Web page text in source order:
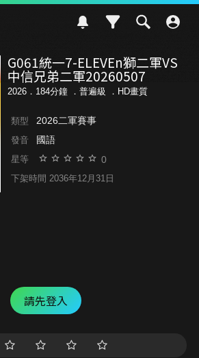
G061統一7-ELEVEn獅二軍VS
中信兄弟二軍20260507
2026．184分鐘 ． 普遍級 ．HD畫質
類型 2026二軍賽事
發音 國語
星等 0
下架時間 2036年12月31日
請先登入